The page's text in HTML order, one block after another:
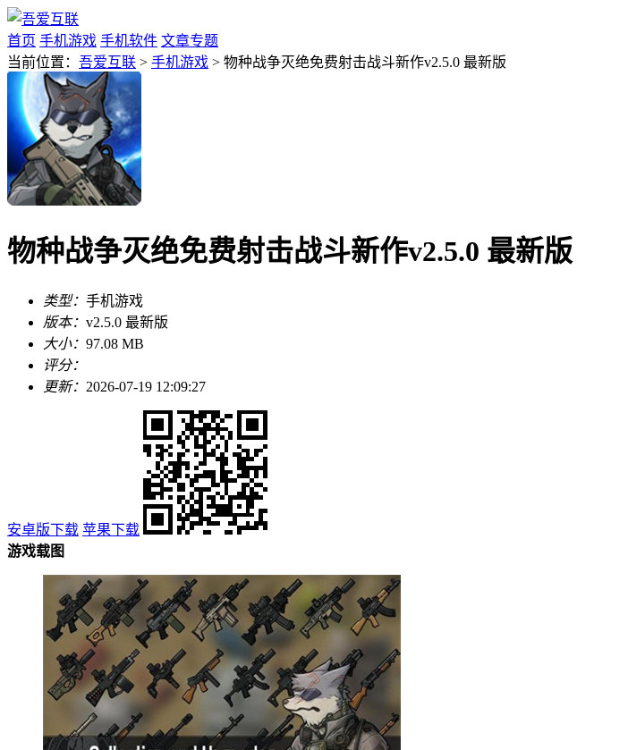
首页 手机游戏 手机软件 文章专题
当前位置： 吾爱互联 > 手机游戏 > 物种战争灭绝免费射击战斗新作v2.5.0 最新版
物种战争灭绝免费射击战斗新作v2.5.0 最新版
类型： 手机游戏
版本： v2.5.0 最新版
大小： 97.08 MB
评分：
更新： 2026-07-19 12:09:27
安卓版下载 苹果下载
游戏载图